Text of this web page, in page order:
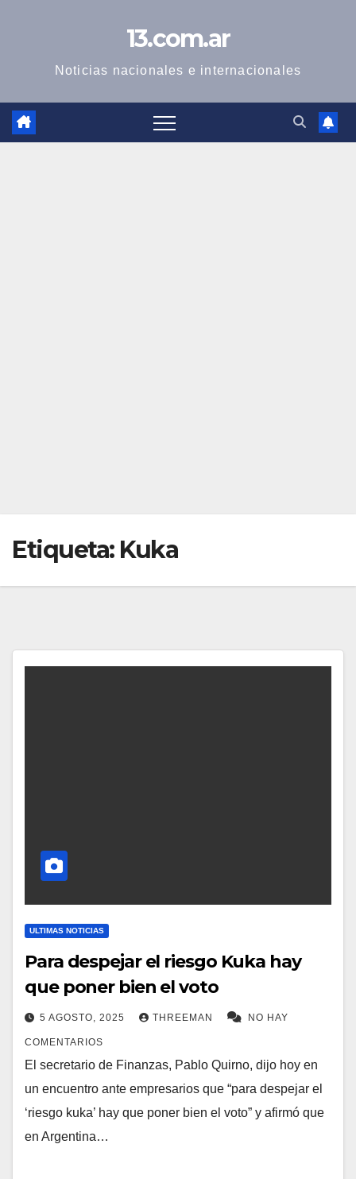
13.com.ar
Noticias nacionales e internacionales
Etiqueta: Kuka
ULTIMAS NOTICIAS
Para despejar el riesgo Kuka hay
que poner bien el voto
5 AGOSTO, 2025 THREEMAN NO HAY
COMENTARIOS
El secretario de Finanzas, Pablo Quirno, dijo hoy en
un encuentro ante empresarios que “para despejar el
‘riesgo kuka’ hay que poner bien el voto” y afirmó que
en Argentina…